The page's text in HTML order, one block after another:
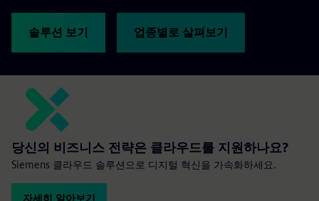
솔루션 보기 업종별로 살펴보기
당신의 비즈니스 전략은 클라우드를 지원하나요?
Siemens 클라우드 솔루션으로 디지털 혁신을 가속화하세요.
자세히 알아보기